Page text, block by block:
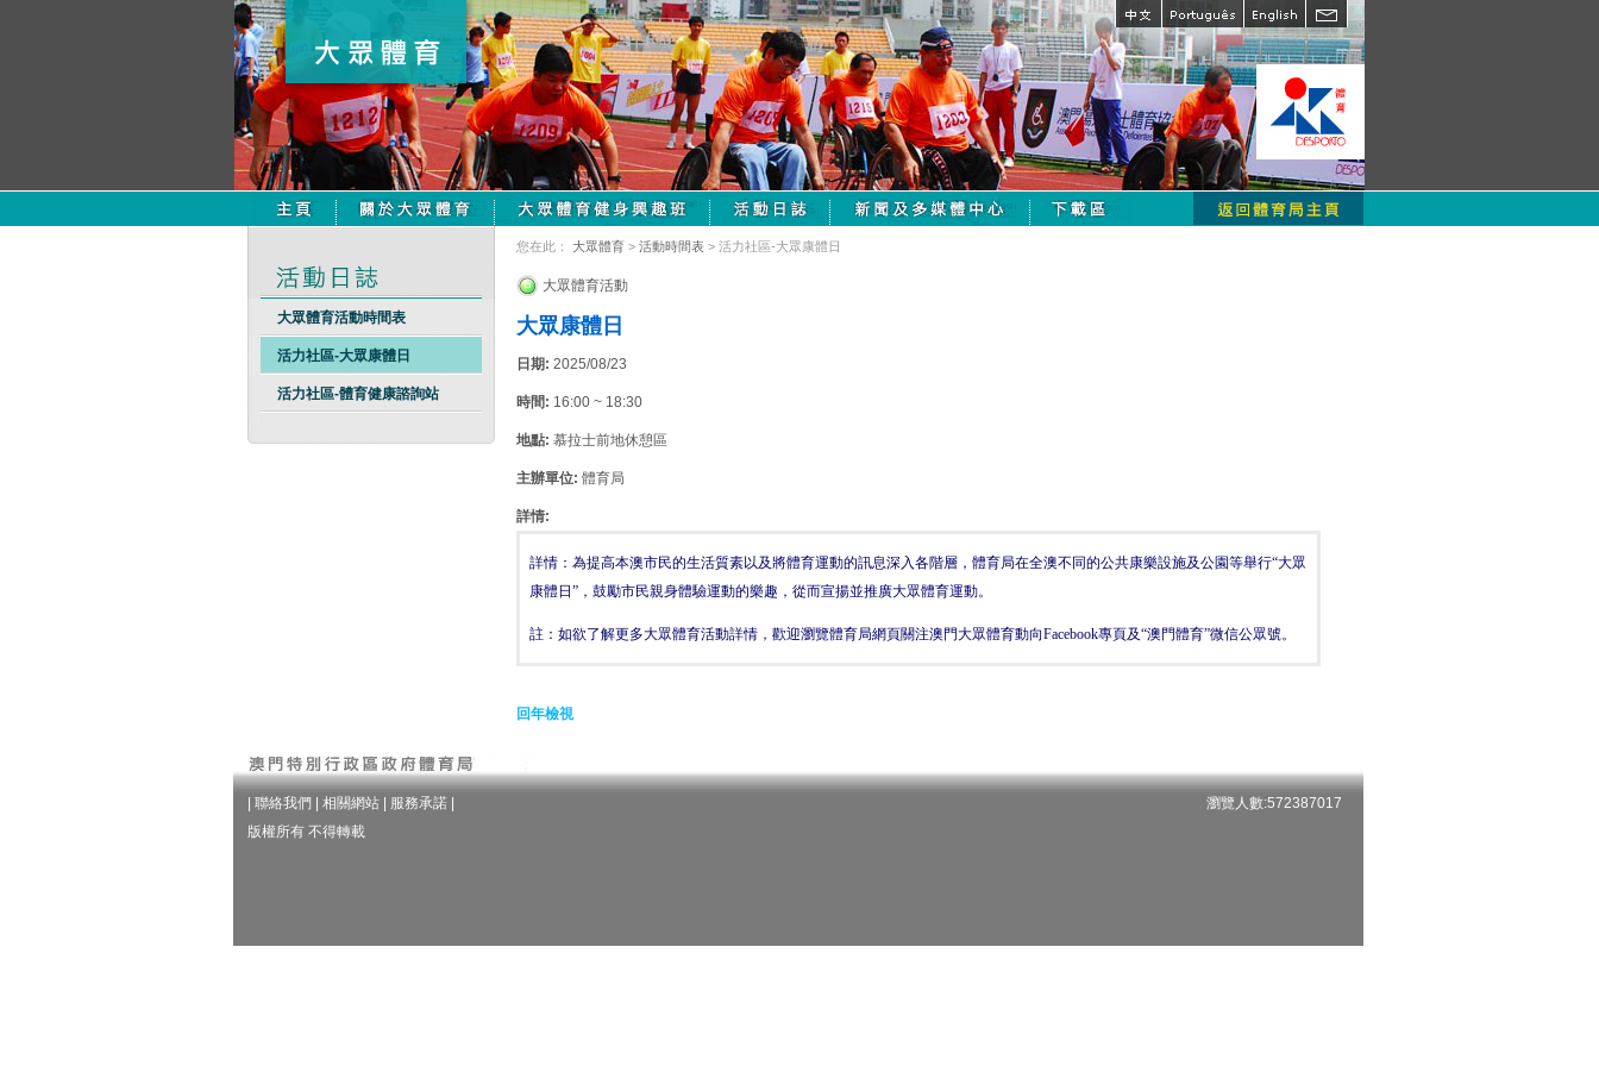
大眾體育活動時間表
活力社區-大眾康體日
活力社區-體育健康諮詢站
您在此： 大眾體育 > 活動時間表 > 活力社區-大眾康體日
大眾體育活動
大眾康體日
日期: 2025/08/23
時間: 16:00 ~ 18:30
地點: 慕拉士前地休憩區
主辦單位: 體育局
詳情:
詳情：為提高本澳市民的生活質素以及將體育運動的訊息深入各階層，體育局在全澳不同的公共康樂設施及公園等舉行“大眾
康體日”，鼓勵市民親身體驗運動的樂趣，從而宣揚並推廣大眾體育運動。
註：如欲了解更多大眾體育活動詳情，歡迎瀏覽體育局網頁關注澳門大眾體育動向Facebook專頁及“澳門體育”微信公眾號。
回年檢視
聯絡我們 相關網站 服務承諾
版權所有 不得轉載
瀏覽人數:572387017